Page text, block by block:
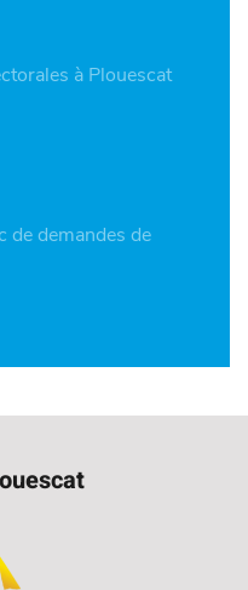
à Plouescat
de demandes de